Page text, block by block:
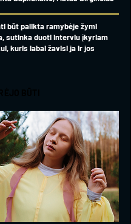
būt palikta ramybėje žymi
sutinka duoti interviu įkyriam
kuris labai žavisi ja ir jos